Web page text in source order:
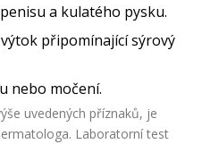
a kulatého pysku.
připomínající sýrový
nebo močení.
uvedených příznaků, je
Laboratorní test